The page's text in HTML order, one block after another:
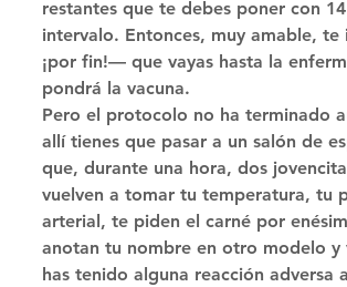
restantes que te debes poner con
intervalo. Entonces, muy amable,
¡por fin!— que vayas hasta la
pondrá la vacuna.
Pero el protocolo no ha terminado
allí tienes que pasar a un salón de
que, durante una hora, dos
vuelven a tomar tu temperatura, tu
arterial, te piden el carné por
anotan tu nombre en otro modelo y
has tenido alguna reacción adversa